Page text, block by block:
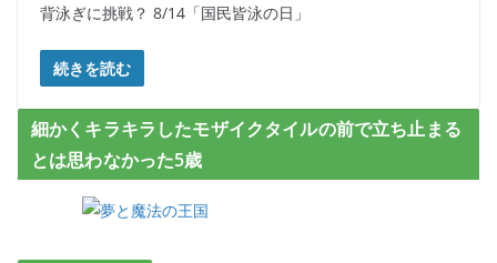
背泳ぎに挑戦？ 8/14「国民皆泳の日」
続きを読む
細かくキラキラしたモザイクタイルの前で立ち止まる
とは思わなかった5歳